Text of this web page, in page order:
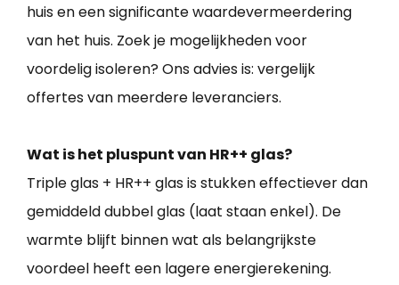
huis en een significante waardevermeerdering
van het huis. Zoek je mogelijkheden voor
voordelig isoleren? Ons advies is: vergelijk
offertes van meerdere leveranciers.
Wat is het pluspunt van HR++ glas?
Triple glas + HR++ glas is stukken effectiever dan
gemiddeld dubbel glas (laat staan enkel). De
warmte blijft binnen wat als belangrijkste
voordeel heeft een lagere energierekening.